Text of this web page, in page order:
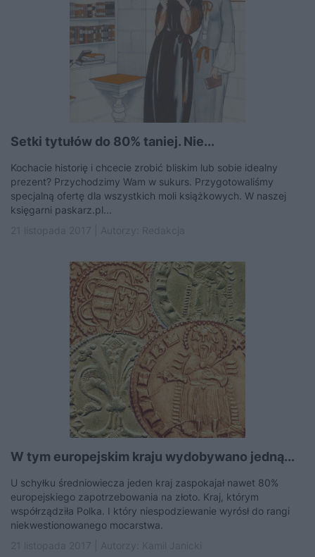
Setki tytułów do 80% taniej. Nie...
Kochacie historię i chcecie zrobić bliskim lub sobie idealny
prezent? Przychodzimy Wam w sukurs. Przygotowaliśmy
specjalną ofertę dla wszystkich moli książkowych. W naszej
księgarni paskarz.pl...
W tym europejskim kraju wydobywano jedną...
U schyłku średniowiecza jeden kraj zaspokajał nawet 80%
europejskiego zapotrzebowania na złoto. Kraj, którym
współrządziła Polka. I który niespodziewanie wyrósł do rangi
niekwestionowanego mocarstwa.